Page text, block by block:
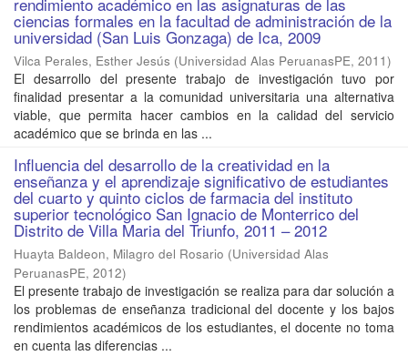
ciencias formales en la facultad de administración de la
universidad (San Luis Gonzaga) de Ica, 2009
Vilca Perales, Esther Jesús (Universidad Alas PeruanasPE, 2011)
El desarrollo del presente trabajo de investigación tuvo por
finalidad presentar a la comunidad universitaria una alternativa
viable, que permita hacer cambios en la calidad del servicio
académico que se brinda en las ...
Influencia del desarrollo de la creatividad en la
enseñanza y el aprendizaje significativo de estudiantes
del cuarto y quinto ciclos de farmacia del instituto
superior tecnológico San Ignacio de Monterrico del
Distrito de Villa Maria del Triunfo, 2011 – 2012
Huayta Baldeon, Milagro del Rosario (Universidad Alas
PeruanasPE, 2012)
El presente trabajo de investigación se realiza para dar solución a
los problemas de enseñanza tradicional del docente y los bajos
rendimientos académicos de los estudiantes, el docente no toma
en cuenta las diferencias ...